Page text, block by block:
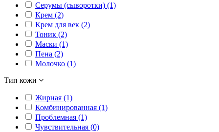
Серумы (сыворотки) (1)
Крем (2)
Крем для век (2)
Тоник (2)
Маски (1)
Пена (2)
Молочко (1)
Тип кожи
Жирная (1)
Комбинированная (1)
Проблемная (1)
Чувствительная (0)